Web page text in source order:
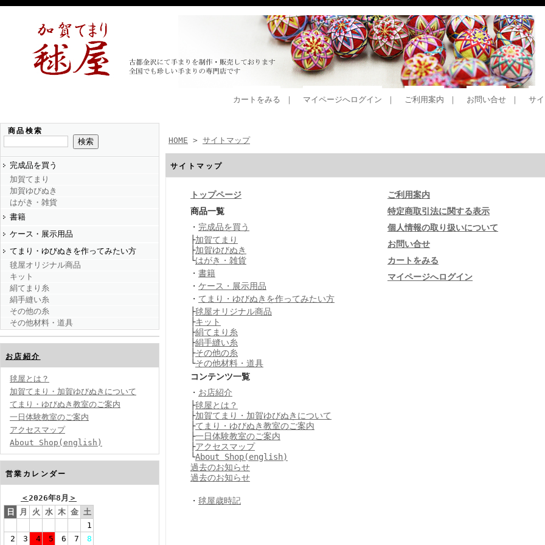
カートをみる ｜ マイページへログイン ｜ ご利用案内 ｜ お問い合せ ｜ サ
商品検索
完成品を買う
加賀てまり
加賀ゆびぬき
はがき・雑貨
書籍
ケース・展示用品
てまり・ゆびぬきを作ってみたい方
毬屋オリジナル商品
キット
絹てまり糸
絹手縫い糸
その他の糸
その他材料・道具
お店紹介
毬屋とは？
加賀てまり・加賀ゆびぬきについて
てまり・ゆびぬき教室のご案内
一日体験教室のご案内
アクセスマップ
About Shop(english)
営業カレンダー
＜2026年8月 ＞
日
月 火 水 木 金 土
1
2
3 4 5 6 7 8
HOME > サイトマップ
サイトマップ
トップページ
商品一覧
・ 完成品を買う
├加賀てまり
├加賀ゆびぬき
└はがき・雑貨
・ 書籍
・ ケース・展示用品
・ てまり・ゆびぬきを作ってみたい方
├毬屋オリジナル商品
├キット
├絹てまり糸
├絹手縫い糸
├その他の糸
└その他材料・道具
コンテンツ一覧
・ お店紹介
├毬屋とは？
├加賀てまり・加賀ゆびぬきについて
├てまり・ゆびぬき教室のご案内
├一日体験教室のご案内
├アクセスマップ
└About Shop(english)
過去のお知らせ
過去のお知らせ
・ 毬屋歳時記
ご利用案内
特定商取引法に関する表示
個人情報の取り扱いについて
お問い合せ
カートをみる
マイページへログイン